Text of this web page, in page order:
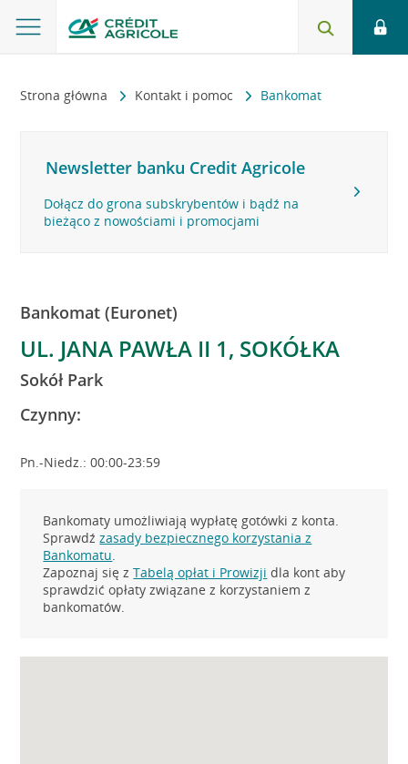
Strona główna Kontakt i pomoc Bankomat
Newsletter banku Credit Agricole
Dołącz do grona subskrybentów i bądź na
bieżąco z nowościami i promocjami
Bankomat (Euronet)
UL. JANA PAWŁA II 1, SOKÓŁKA
Sokół Park
Czynny:
Pn.-Niedz.: 00:00-23:59
Bankomaty umożliwiają wypłatę gotówki z konta.
Sprawdźzasady bezpiecznego korzystania z
Bankomatu.
Zapoznaj się zTabelą opłat i Prowizji dla kont aby
sprawdzić opłaty związane z korzystaniem z
bankomatów.